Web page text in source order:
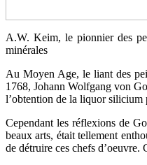
A.W. Keim, le pionnier des
minérales
Au Moyen Age, le liant des
1768, Johann Wolfgang von
l’obtention de la liquor silicium
Cependant les réflexions de
beaux arts, était tellement
de détruire ces chefs